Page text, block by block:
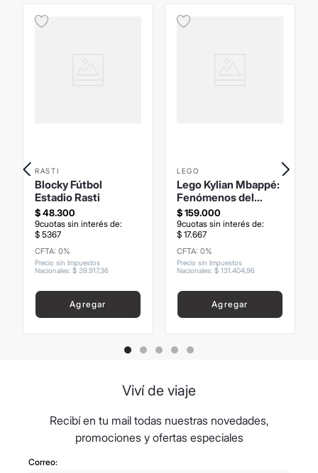
RASTI
Blocky Fútbol
Estadio Rasti
$48.300
9cuotas sin interés de:
$ 5367
CFTA: 0%
Precio sin Impuestos
Nacionales: $ 39917,36
Agregar
LEGO
Lego Kylian Mbappé:
Fenómenos del
Fútbol
$159.000
9cuotas sin interés de:
$ 17.667
CFTA: 0%
Precio sin Impuestos
Nacionales: $ 131 40496
Agregar
Viví de viaje
Recibí en tu mail todas nuestras novedades,
promociones y ofertas especiales
Correo: